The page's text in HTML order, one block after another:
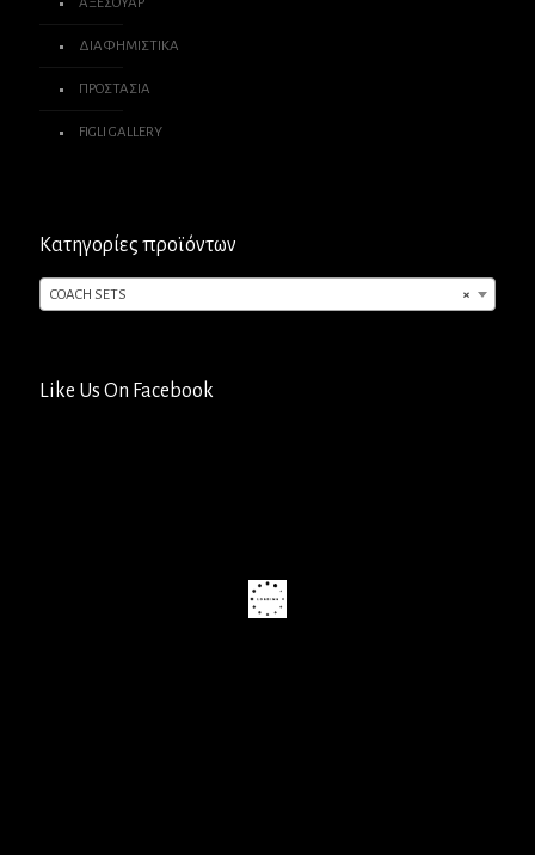
ΔΙΑΦΗΜΙΣΤΙΚΑ
ΠΡΟΣΤΑΣΙΑ
FIGLI GALLERY
Κατηγορίες προϊόντων
×
COACH SETS
Like Us On Facebook